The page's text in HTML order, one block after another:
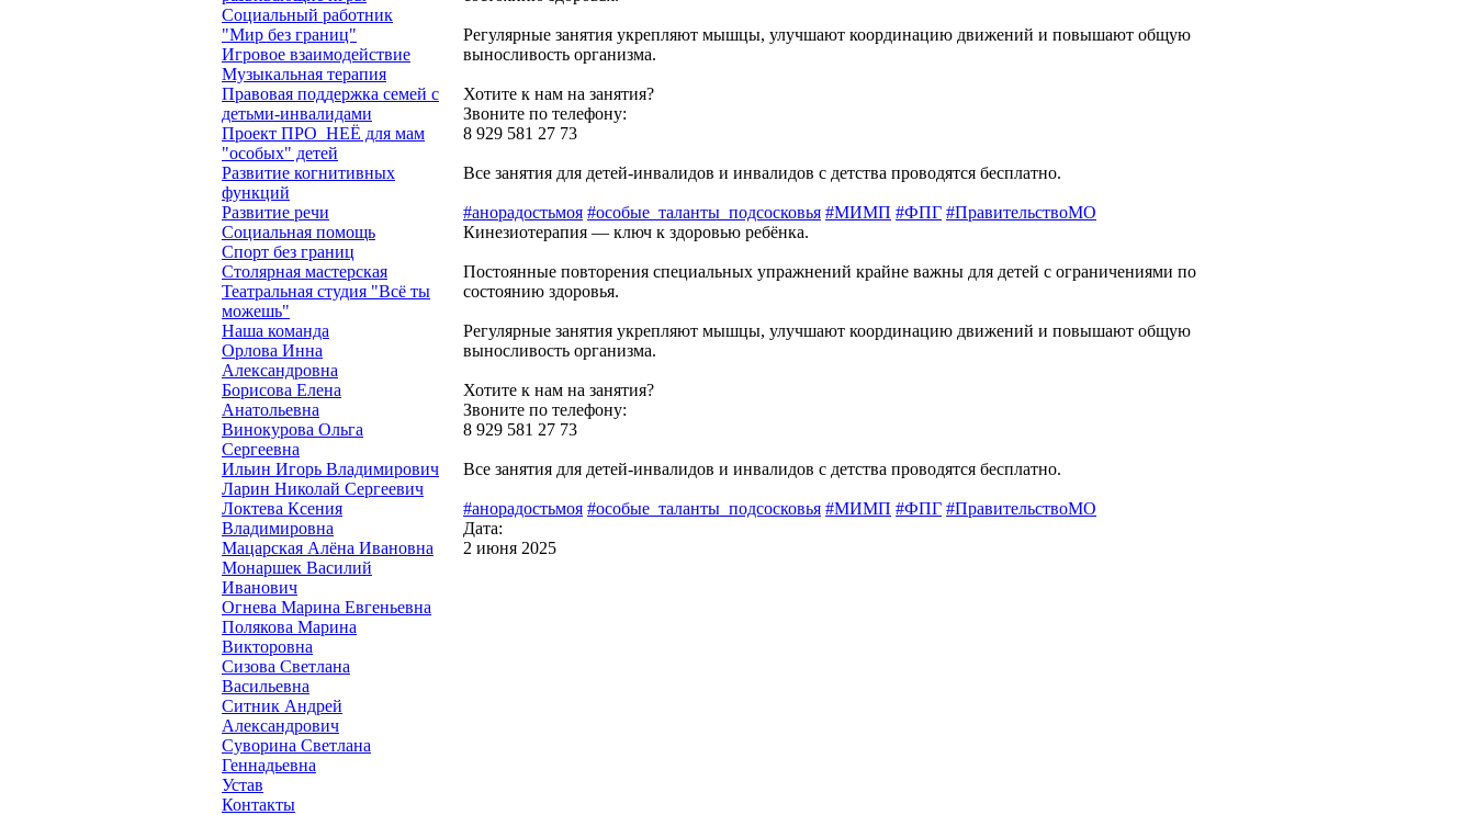
Социальный работник
"Мир без границ"
Игровое взаимодействие
Музыкальная терапия
Правовая поддержка семей с
детьми-инвалидами
Проект ПРО_НЕЁ для мам
"особых" детей
Развитие когнитивных
функций
Развитие речи
Социальная помощь
Спорт без границ
Столярная мастерская
Театральная студия "Всё ты
можешь"
Наша команда
Орлова Инна
Александровна
Борисова Елена
Анатольевна
Винокурова Ольга
Сергеевна
Ильин Игорь Владимирович
Ларин Николай Сергеевич
Локтева Ксения
Владимировна
Мацарская Алёна Ивановна
Монаршек Василий
Иванович
Огнева Марина Евгеньевна
Полякова Марина
Викторовна
Сизова Светлана
Васильевна
Ситник Андрей
Александрович
Суворина Светлана
Геннадьевна
Устав
Контакты
Регулярные занятия укрепляют мышцы, улучшают координацию движений и повышают общую
выносливость организма.
Хотите к нам на занятия?
Звоните по телефону:
8 929 581 27 73
Все занятия для детей-инвалидов и инвалидов с детства проводятся бесплатно.
#анорадостьмоя #особые_таланты_подсосковья #МИМП #ФПГ #ПравительствоМО
Кинезиотерапия — ключ к здоровью ребёнка.
Постоянные повторения специальных упражнений крайне важны для детей с ограничениями по
состоянию здоровья.
Регулярные занятия укрепляют мышцы, улучшают координацию движений и повышают общую
выносливость организма.
Хотите к нам на занятия?
Звоните по телефону:
8 929 581 27 73
Все занятия для детей-инвалидов и инвалидов с детства проводятся бесплатно.
#анорадостьмоя #особые_таланты_подсосковья #МИМП #ФПГ #ПравительствоМО
Дата:
2 июня 2025